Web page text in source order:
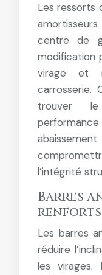
Les ressorts
centre de
modification
virage et
carrosserie.
trouver
l’intégrité
Barres
renforts
Les barres
réduire
les virages.